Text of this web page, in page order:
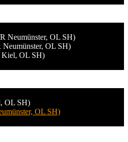
Neumünster, OL SH)
Neumünster, OL SH)
OL SH)
OL SH)
OL SH)